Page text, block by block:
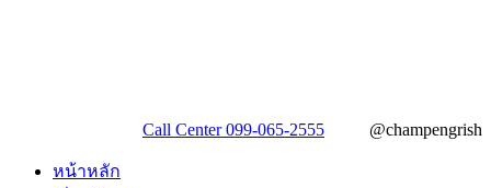
Call Center 099-065-2555 @champengrish
หน้าหลัก